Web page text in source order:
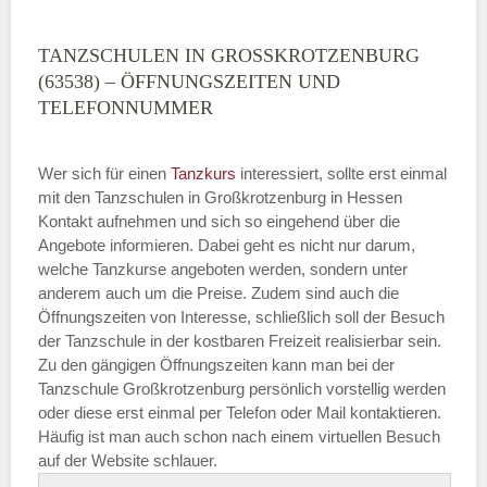
TANZSCHULEN IN GROSSKROTZENBURG (
63538) – ÖFFNUNGSZEITEN UND T
ELEFONNUMMER
Wer sich für einen Tanzkurs interessiert, sollte erst einmal
mit den Tanzschulen in Großkrotzenburg in Hessen
Kontakt aufnehmen und sich so eingehend über die
Angebote informieren. Dabei geht es nicht nur darum,
welche Tanzkurse angeboten werden, sondern unter
anderem auch um die Preise. Zudem sind auch die
Öffnungszeiten von Interesse, schließlich soll der Besuch
der Tanzschule in der kostbaren Freizeit realisierbar sein.
Zu den gängigen Öffnungszeiten kann man bei der
Tanzschule Großkrotzenburg persönlich vorstellig werden
oder diese erst einmal per Telefon oder Mail kontaktieren.
Häufig ist man auch schon nach einem virtuellen Besuch
auf der Website schlauer.